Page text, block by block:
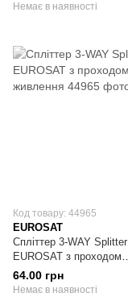
Немає в наявності
Код товару: 44965
EUROSAT
Спліттер 3-WAY Splitter
EUROSAT з проходом
живлення
64.00 грн
Немає в наявності